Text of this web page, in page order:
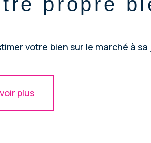
votre bien sur le marché à sa
plus